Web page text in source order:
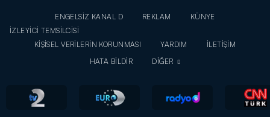
ENGELSİZ KANAL D REKLAM
KÜNYE
İZLEYİCİ TEMSİLCİSİ
KİŞİSEL VERİLERİN KORUNMASI
YARDIM
İLETİŞİM
HATA BİLDİR
DİĞER